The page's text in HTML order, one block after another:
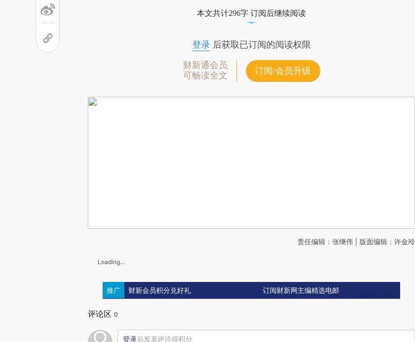
本文共计296字 订阅后继续阅读
登录后获取已订阅的阅读权限
财新通会员
可畅读全文
订阅/会员升级
责任编辑：张继伟 | 版面编辑：许金玲
Loading...
推广 财新会员积分兑好礼 订阅财新网主编精选电邮
评论区 0
登录后发表评论得积分